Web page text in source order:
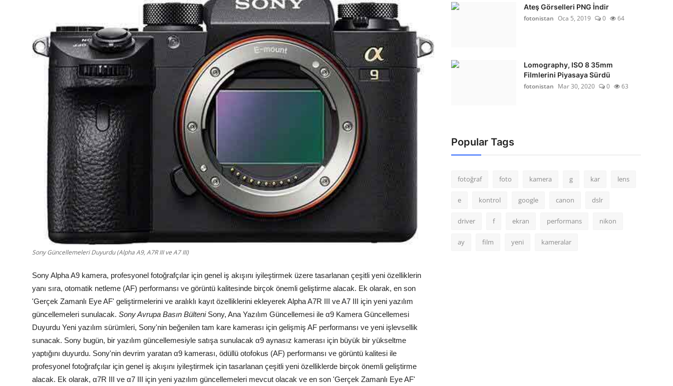
Sony Güncellemeleri Duyurdu (Alpha A9, A7R III ve A7 III)
Sony Alpha A9 kamera, profesyonel fotoğrafçılar için genel iş akışını iyileştirmek üzere tasarlanan çeşitli yeni özelliklerin
yanı sıra, otomatik netleme (AF) performansı ve görüntü kalitesinde birçok önemli geliştirme alacak. Ek olarak, en son
'Gerçek Zamanlı Eye AF' geliştirmelerini ve aralıklı kayıt özelliklerini ekleyerek Alpha A7R III ve A7 III için yeni yazılım
güncellemeleri sunulacak. Sony Avrupa Basın Bülteni Sony, Ana Yazılım Güncellemesi ile α9 Kamera Güncellemesi
Duyurdu Yeni yazılım sürümleri, Sony'nin beğenilen tam kare kamerası için gelişmiş AF performansı ve yeni işlevsellik
sunacak. Sony bugün, bir yazılım güncellemesiyle satışa sunulacak α9 aynasız kamerası için büyük bir yükseltme
yaptığını duyurdu. Sony'nin devrim yaratan α9 kamerası, ödüllü otofokus (AF) performansı ve görüntü kalitesi ile
profesyonel fotoğrafçılar için genel iş akışını iyileştirmek için tasarlanan çeşitli yeni özelliklerde birçok önemli geliştirme
alacak. Ek olarak, α7R III ve α7 III için yeni yazılım güncellemeleri mevcut olacak ve en son 'Gerçek Zamanlı Eye AF'
Ateş Görselleri PNG İndir
fotonistan Oca 5, 2019 0 64
Lomography, ISO 8 35mm
Filmlerini Piyasaya Sürdü
fotonistan Mar 30, 2020 0 63
Popular Tags
fotoğraf foto kamera g kar lens
e kontrol google canon dslr
driver f ekran performans nikon
ay film yeni kameralar